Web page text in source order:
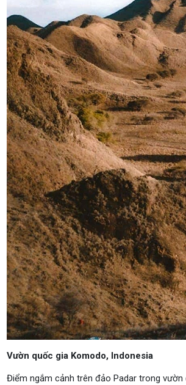
Vườn quốc gia Komodo, Indonesia
Điểm ngắm cảnh trên đảo Padar trong vườn